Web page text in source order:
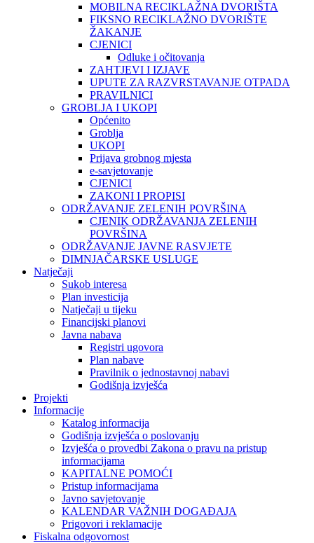
MOBILNA RECIKLAŽNA DVORIŠTA
FIKSNO RECIKLAŽNO DVORIŠTE
ŽAKANJE
CJENICI
Odluke i očitovanja
ZAHTJEVI I IZJAVE
UPUTE ZA RAZVRSTAVANJE OTPADA
PRAVILNICI
GROBLJA I UKOPI
Općenito
Groblja
UKOPI
Prijava grobnog mjesta
e-savjetovanje
CJENICI
ZAKONI I PROPISI
ODRŽAVANJE ZELENIH POVRŠINA
CJENIK ODRŽAVANJA ZELENIH
POVRŠINA
ODRŽAVANJE JAVNE RASVJETE
DIMNJAČARSKE USLUGE
Natječaji
Sukob interesa
Plan investicija
Natječaji u tijeku
Financijski planovi
Javna nabava
Registri ugovora
Plan nabave
Pravilnik o jednostavnoj nabavi
Godišnja izvješća
Projekti
Informacije
Katalog informacija
Godišnja izvješća o poslovanju
Izvješća o provedbi Zakona o pravu na pristup
informacijama
KAPITALNE POMOĆI
Pristup informacijama
Javno savjetovanje
KALENDAR VAŽNIH DOGAĐAJA
Prigovori i reklamacije
Fiskalna odgovornost